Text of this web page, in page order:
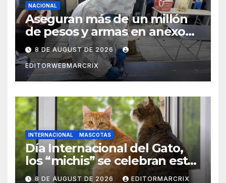
NACIONAL
Aseguran más de un millón
de pesos y armas en anexo
de Guadalajara
8 DE AUGUST DE 2026
EDITORWEBMARCRIX
INTERNACIONAL MASCOTAS
Día Internacional del Gato,
los “michis” se celebran este
8 de agosto
8 DE AUGUST DE 2026 EDITORMARCRIX